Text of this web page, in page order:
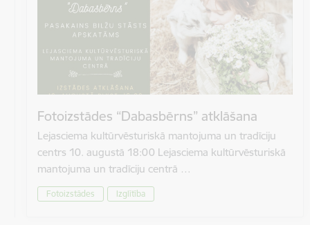
Fotoizstādes “Dabasbērns” atklāšana
Lejasciema kultūrvēsturiskā mantojuma un tradīciju
centrs 10. augustā 18:00 Lejasciema kultūrvēsturiskā
mantojuma un tradīciju centrā …
Fotoizstādes Izglītība